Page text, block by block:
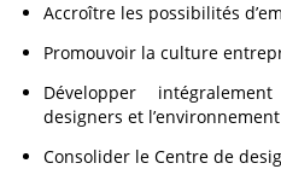
Accroître les possibilités
Promouvoir la culture
Développer
designers et
Consolider le Centre de